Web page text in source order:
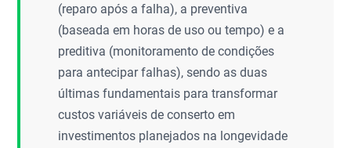
(reparo após a falha), a preventiva
(baseada em horas de uso ou tempo) e a
preditiva (monitoramento de condições
para antecipar falhas), sendo as duas
últimas fundamentais para transformar
custos variáveis de conserto em
investimentos planejados na longevidade